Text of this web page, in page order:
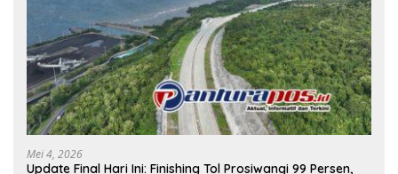
Mei 4, 2026
Update Final Hari Ini: Finishing Tol Prosiwangi 99 Persen,